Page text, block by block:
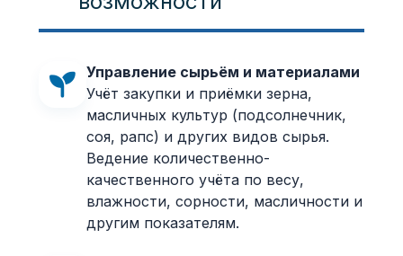
Управление сырьём и материалами
Учёт закупки и приёмки зерна,
масличных культур (подсолнечник,
соя, рапс) и других видов сырья.
Ведение количественно-
качественного учёта по весу,
влажности, сорности, масличности и
другим показателям.